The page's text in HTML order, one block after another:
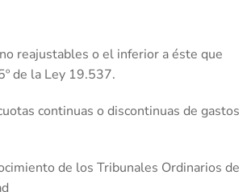
reajustables o el inferior a éste que
de la Ley 19.537.
continuas o discontinuas de gastos
de los Tribunales Ordinarios de